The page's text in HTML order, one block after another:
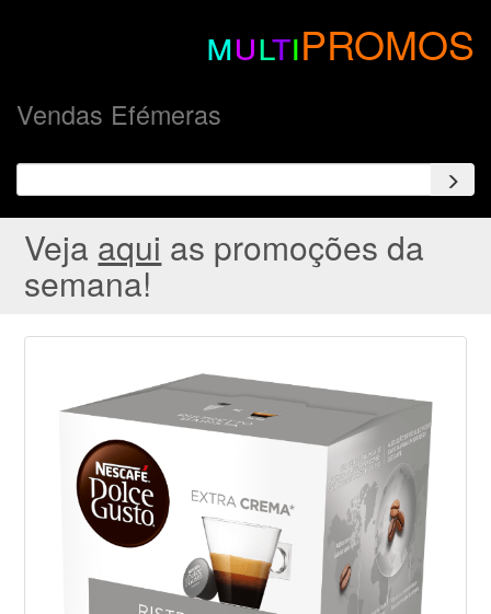
multiPROMOS
Vendas Efémeras
Veja aqui as promoções da
semana!